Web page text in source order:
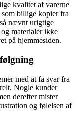
kvalitet af varerne
som billige kopier fra
nævnt urigtige
materialer ikke
på hjemmesiden.
med at få svar fra
Nogle kunder
derefter mister
og følelsen af